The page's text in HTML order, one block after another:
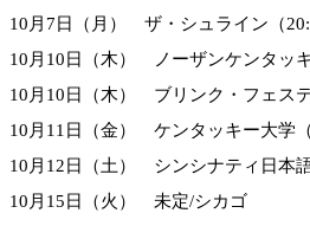
10月7日（月） ザ・シュライン（
10月10日（木） ノーザンケンタッキ
10月10日（木） ブリンク・フェステ
10月11日（金） ケンタッキー大学（
10月12日（土） シンシナティ日本語
10月15日（火） 未定/シカゴ